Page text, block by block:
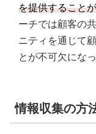
を提供すること
ーチでは顧客の
ニティを通じて
とが不可欠にな
情報収集の方